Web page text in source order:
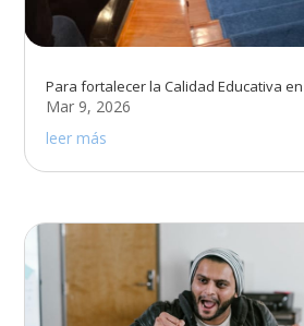
Para fortalecer la Calidad Educativa
Mar 9, 2026
leer más